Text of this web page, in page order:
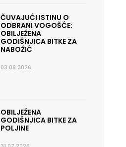
ČUVAJUĆI ISTINU O
ODBRANI VOGOŠĆE:
OBILJEŽENA
GODIŠNJICA BITKE ZA
NABOŽIĆ
03.08.2026.
OBILJEŽENA
GODIŠNJICA BITKE ZA
POLJINE